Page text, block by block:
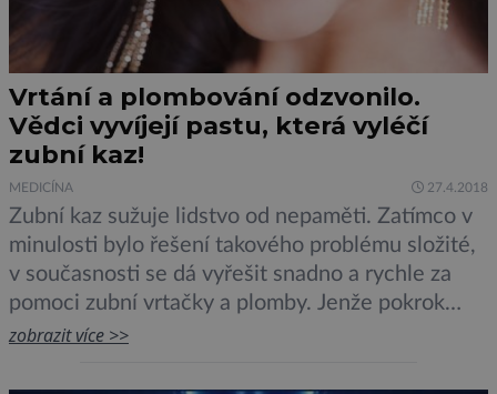
Vrtání a plombování odzvonilo.
Vědci vyvíjejí pastu, která vyléčí
zubní kaz!
MEDICÍNA 27.4.2018
Zubní kaz sužuje lidstvo od nepaměti. Zatímco v
minulosti bylo řešení takového problému složité,
v současnosti se dá vyřešit snadno a rychle za
pomoci zubní vrtačky a plomby. Jenže pokrok
nezastavíš a medicína v tomto ohledu není
vyřešíme bez bolestivého vrtání a problémů s
zobrazit více >>